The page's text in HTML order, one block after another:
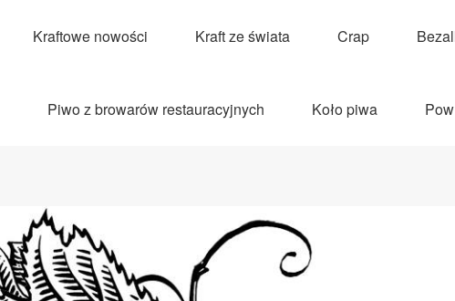
Kraftowe nowości Kraft ze świata Crap
Piwo z browarów restauracyjnych Koło piwa